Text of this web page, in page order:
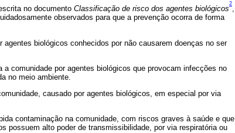
no documento Classificação de risco dos agentes biológicos
2
,
observados para que a prevenção ocorra de forma
biológicos conhecidos por não causarem doenças no ser
comunidade por agentes biológicos que provocam infecções no
no meio ambiente.
causado por agentes biológicos, em especial por via
contaminação na comunidade, com riscos graves à saúde e que
possuem alto poder de transmissibilidade, por via respiratória ou